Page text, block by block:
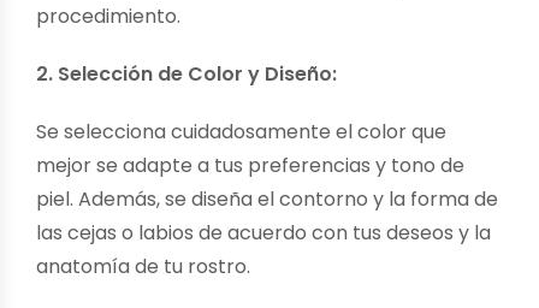
procedimiento.
2. Selección de Color y Diseño:
Se selecciona cuidadosamente el color que
mejor se adapte a tus preferencias y tono de
piel. Además, se diseña el contorno y la forma de
las cejas o labios de acuerdo con tus deseos y la
anatomía de tu rostro.